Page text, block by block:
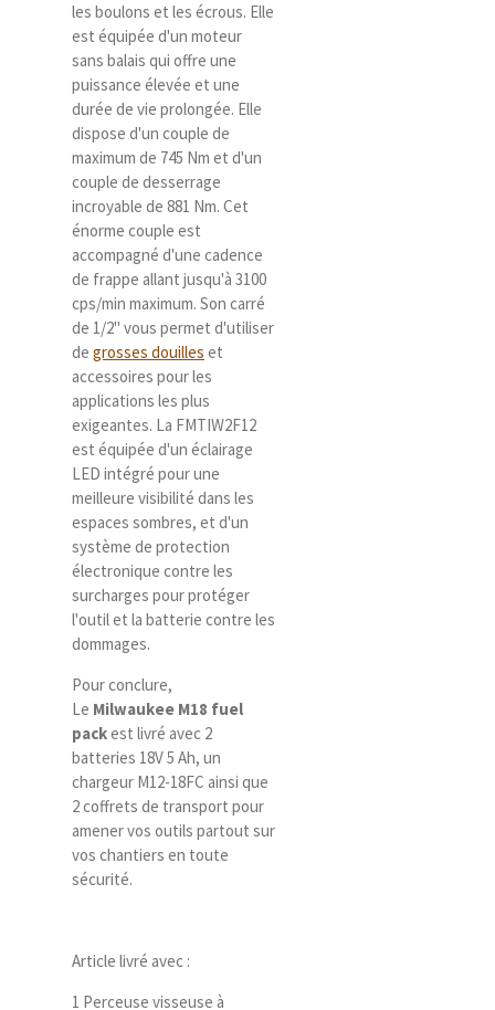
les boulons et les écrous. Elle
est équipée d'un moteur
sans balais qui offre une
puissance élevée et une
durée de vie prolongée. Elle
dispose d'un couple de
maximum de 745 Nm et d'un
couple de desserrage
incroyable de 881 Nm. Cet
énorme couple est
accompagné d'une cadence
de frappe allant jusqu'à 3100
cps/min maximum. Son carré
de 1/2" vous permet d'utiliser
de grosses douilles et
accessoires pour les
applications les plus
exigeantes. La FMTIW2F12
est équipée d'un éclairage
LED intégré pour une
meilleure visibilité dans les
espaces sombres, et d'un
système de protection
électronique contre les
surcharges pour protéger
l'outil et la batterie contre les
dommages.
Pour conclure,
Le Milwaukee M18 fuel
packest livré avec 2
batteries 18V 5 Ah, un
chargeur M12-18FC ainsi que
2 coffrets de transport pour
amener vos outils partout sur
vos chantiers en toute
sécurité.
Article livré avec :
1 Perceuse visseuse à